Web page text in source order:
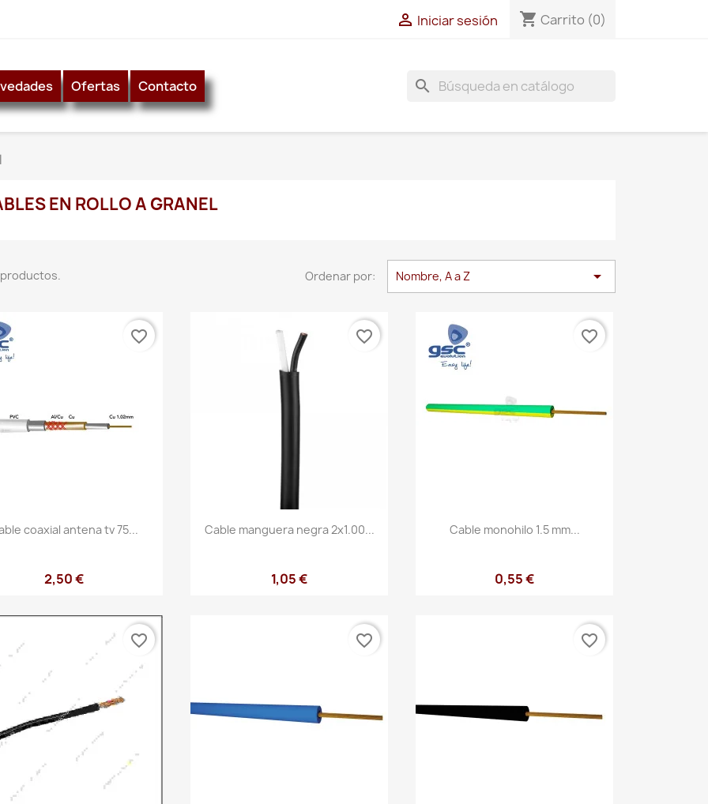
 Iniciar sesión shopping_cart Carrito (0)
Ofertas Contacto search
EN ROLLO A GRANEL
productos. Ordenar por: Nombre, A a Z 
Vista rápida
coaxial antena tv 75...
2,50 €
favorite_border
Vista rápida
Cable manguera negra 2x1.00...
1,05 €
favorite_border
Vista rápida
Cable monohilo 1.5 mm...
0,55 €
favorite_border
favorite_border favorite_border favorite_border